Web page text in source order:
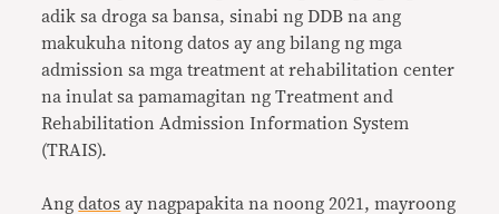
adik sa droga sa bansa, sinabi ng DDB na ang
makukuha nitong datos ay ang bilang ng mga
admission sa mga treatment at rehabilitation center
na inulat sa pamamagitan ng Treatment and
Rehabilitation Admission Information System
(TRAIS).
Angdatos ay nagpapakita na noong 2021, mayroong